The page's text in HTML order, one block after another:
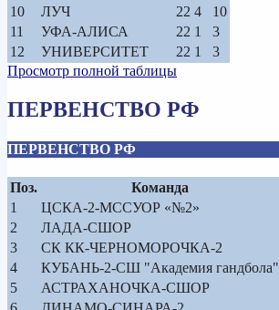
10
ЛУЧ 22 4
10
11
УФА-АЛИСА 22 1
3
12
УНИВЕРСИТЕТ 22 1
3
Просмотр полной таблицы
ПЕРВЕНСТВО РФ
ПЕРВЕНСТВО РФ
Поз. Команда
1
ЦСКА-2-МССУОР «№2»
2
ЛАДА-СШОР
3
СК КК-ЧЕРНОМОРОЧКА-2
4
КУБАНЬ-2-СШ "Академия гандбола"
5
АСТРАХАНОЧКА-СШОР